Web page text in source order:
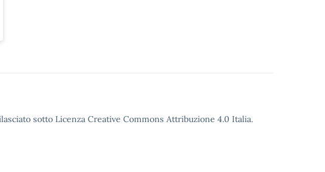
sotto Licenza Creative Commons Attribuzione 4.0 Italia.